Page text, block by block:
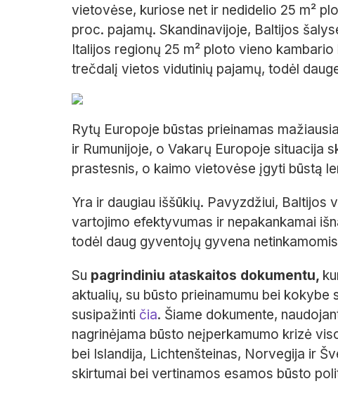
vietovėse, kuriose net ir nedidelio 25 m²
proc. pajamų. Skandinavijoje, Baltijos
Italijos regionų 25 m² ploto vieno
trečdalį vietos vidutinių pajamų, todėl
Rytų Europoje būstas prieinamas
ir Rumunijoje, o Vakarų Europoje situacija
prastesnis, o kaimo vietovėse įgyti būstą
Yra ir daugiau iššūkių. Pavyzdžiui, Baltijos
vartojimo efektyvumas ir nepakankamai
todėl daug gyventojų gyvena
Su pagrindiniu ataskaitos dokumentu,
aktualių, su būsto prieinamumu bei kokybe
susipažinti čia. Šiame dokumente,
nagrinėjama būsto neįperkamumo krizė
bei Islandija, Lichtenšteinas, Norvegija ir
skirtumai bei vertinamos esamos būsto